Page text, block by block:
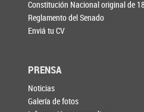
Constitución Nacional original de
Reglamento del Senado
Enviá tu CV
PRENSA
Noticias
Galería de fotos